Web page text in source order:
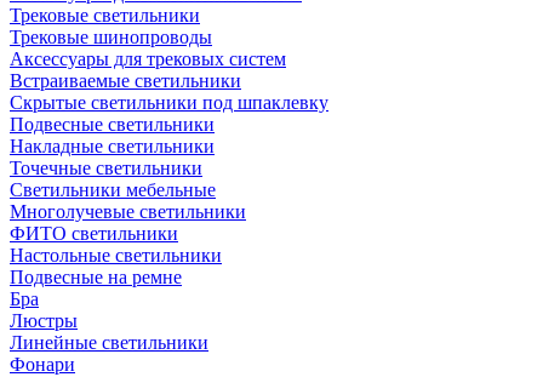
Трековые светильники
Трековые шинопроводы
Аксессуары для трековых систем
Встраиваемые светильники
Скрытые светильники под шпаклевку
Подвесные светильники
Накладные светильники
Точечные светильники
Светильники мебельные
Многолучевые светильники
ФИТО светильники
Настольные светильники
Подвесные на ремне
Бра
Люстры
Линейные светильники
Фонари